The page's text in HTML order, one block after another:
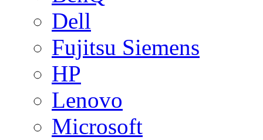
Dell
Fujitsu Siemens
HP
Lenovo
Microsoft